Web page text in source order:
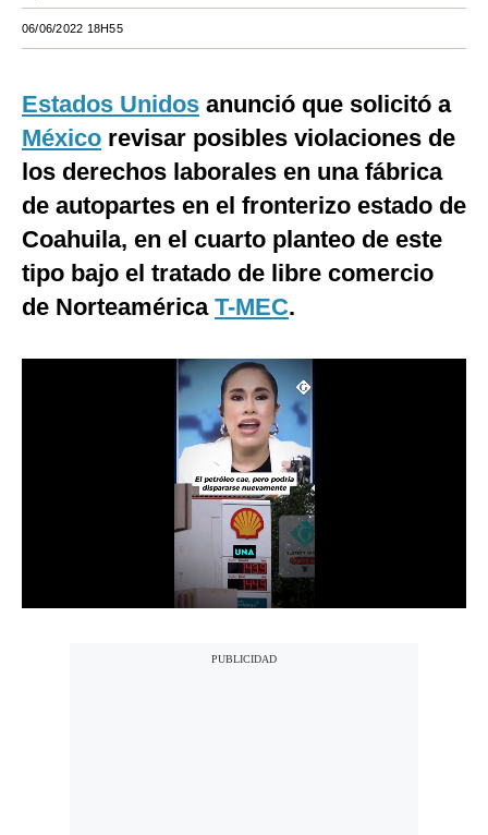
EEUU
España
Internacional
Tecnología
Club del Suscriptor
Mix
06/06/2022 18H55
Estados Unidos anunció que solicitó a
México revisar posibles violaciones de
los derechos laborales en una fábrica
de autopartes en el fronterizo estado de
Coahuila, en el cuarto planteo de este
tipo bajo el tratado de libre comercio
de Norteamérica T-MEC.